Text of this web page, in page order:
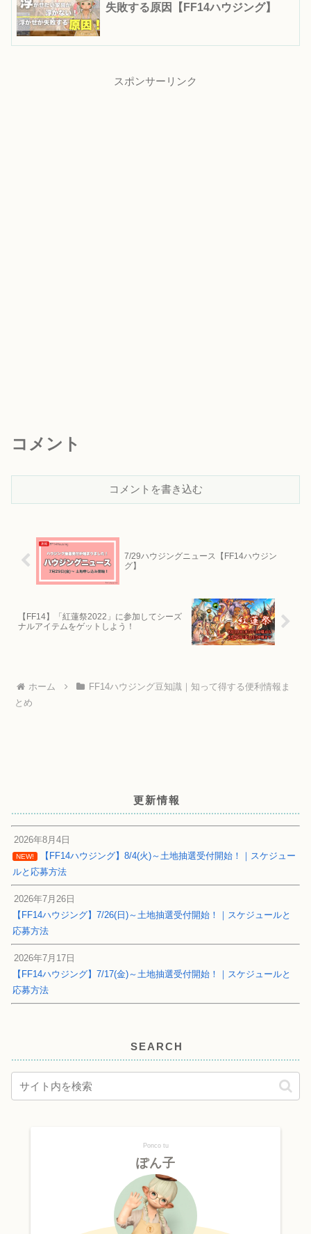
失敗する原因【FF14ハウジング】
スポンサーリンク
コメント
コメントを書き込む
7/29ハウジングニュース【FF14ハウジン
グ】
【FF14】「紅蓮祭2022」に参加してシーズ
ナルアイテムをゲットしよう！
ホーム
FF14ハウジング豆知識｜知って得する便利情報ま
とめ
更新情報
2026年8月4日
NEW!
【FF14ハウジング】8/4(火)～土地抽選受付開始！｜スケジュー
ルと応募方法
2026年7月26日
【FF14ハウジング】7/26(日)～土地抽選受付開始！｜スケジュールと
応募方法
2026年7月17日
【FF14ハウジング】7/17(金)～土地抽選受付開始！｜スケジュールと
応募方法
SEARCH
Ponco tu
ぽん子